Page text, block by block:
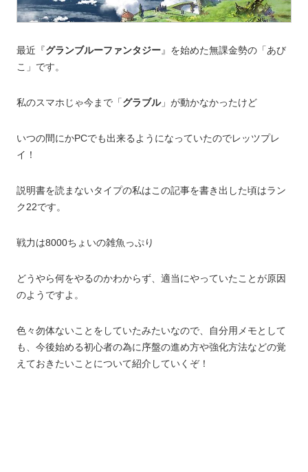
最近『グランブルーファンタジー』を始めた無課金勢の「あび
こ」です。
私のスマホじゃ今まで「グラブル」が動かなかったけど
いつの間にかPCでも出来るようになっていたのでレッツプレ
イ！
説明書を読まないタイプの私はこの記事を書き出した頃はラン
ク22です。
戦力は8000ちょいの雑魚っぷり
どうやら何をやるのかわからず、適当にやっていたことが原因
のようですよ。
色々勿体ないことをしていたみたいなので、自分用メモとして
も、今後始める初心者の為に序盤の進め方や強化方法などの覚
えておきたいことについて紹介していくぞ！